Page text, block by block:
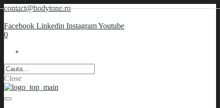
contact@bodytone.ro
Facebook Linkedin InstagramYoutube
0
Close